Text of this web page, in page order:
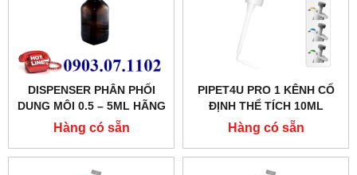
DISPENSER PHÂN PHỐI
DUNG MÔI 0.5 – 5ML HÃNG
DLAB
Hàng có sẵn
PIPET4U PRO 1 KÊNH CỐ
ĐỊNH THỂ TÍCH 10ML
HÃNG AHN - ĐỨC
Hàng có sẵn